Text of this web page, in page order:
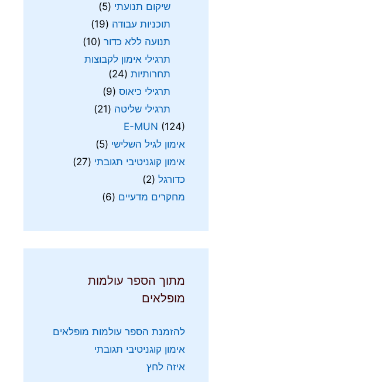
שיקום תנועתי (5)
תוכניות עבודה (19)
תנועה ללא כדור (10)
תרגילי אימון לקבוצות
תחרותיות (24)
תרגילי כיאוס (9)
תרגילי שליטה (21)
E-MUN (124)
אימון לגיל השלישי (5)
אימון קוגניטיבי תגובתי (27)
כדורגל (2)
מחקרים מדעיים (6)
מתוך הספר עולמות
מופלאים
להזמנת הספר עולמות מופלאים
אימון קוגניטיבי תגובתי
איזה לחץ